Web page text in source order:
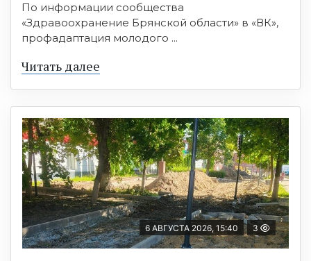
По информации сообщества
«Здравоохранение Брянской области» в «ВК»,
профадаптация молодого ...
Читать далее
6 АВГУСТА 2026, 15:40 3